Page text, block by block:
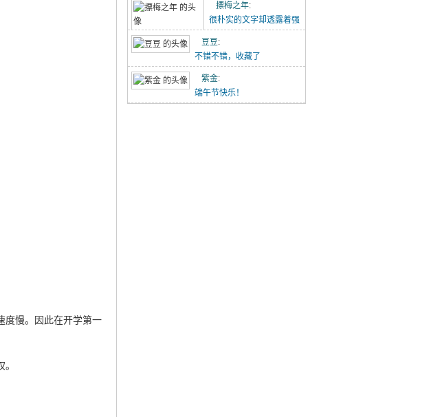
度慢。因此在开学第一
喝酸奶看动画片被发现了（20260329）
摽梅之年:
很朴实的文字却透露着强
豆豆 :
不错不错，收藏了
紫金:
端午节快乐！